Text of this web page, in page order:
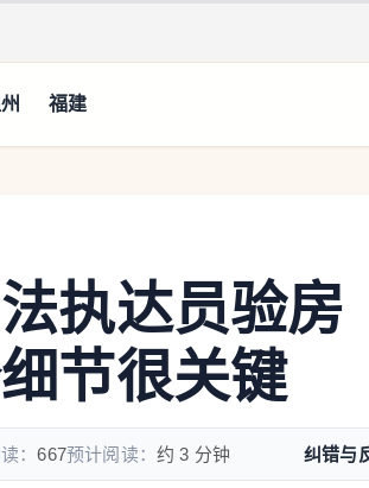
福建
执达员验房
节很关键
：667预计阅读：约 3 分钟 纠错与